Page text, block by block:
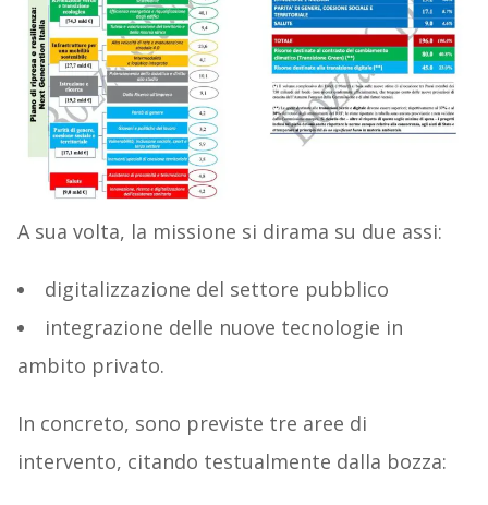
A sua volta, la missione si dirama su due assi:
digitalizzazione del settore pubblico
integrazione delle nuove tecnologie in
ambito privato.
In concreto, sono previste tre aree di
intervento, citando testualmente dalla bozza: